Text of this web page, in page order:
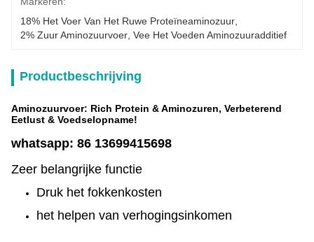
18% Het Voer Van Het Ruwe Proteïneaminozuur
2% Zuur Aminozuurvoer Vee Het Voeden Aminozuuradditief
Productbeschrijving
Aminozuurvoer: Rich Protein & Aminozuren, Verbeterend
Eetlust & Voedselopname!
whatsapp: 86 13699415698
Zeer belangrijke functie
Druk het fokkenkosten
het helpen van verhogingsinkomen